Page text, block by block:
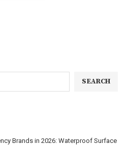
SEARCH
Brands in 2026: Waterproof Surface